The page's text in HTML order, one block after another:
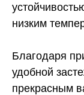
низким
Благодаря
удобной
прекрасным